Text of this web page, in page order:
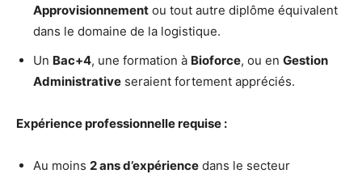
Approvisionnement ou tout autre diplôme équivalent
dans le domaine de la logistique.
Un Bac+4, une formation à Bioforce, ou en Gestion
Administrative seraient fortement appréciés.
Expérience professionnelle requise :
Au moins 2 ans d’expérience dans le secteur